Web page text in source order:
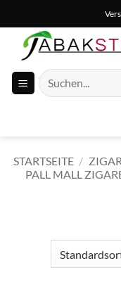
Inhalt
springen
Suche
nach:
STARTSEITE /
PALL MALL